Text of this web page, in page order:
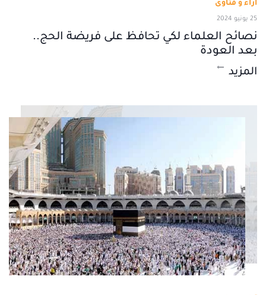
آراء و فتاوى
25 يونيو 2024
نصائح العلماء لكي تحافظ على فريضة الحج..
بعد العودة
المزيد